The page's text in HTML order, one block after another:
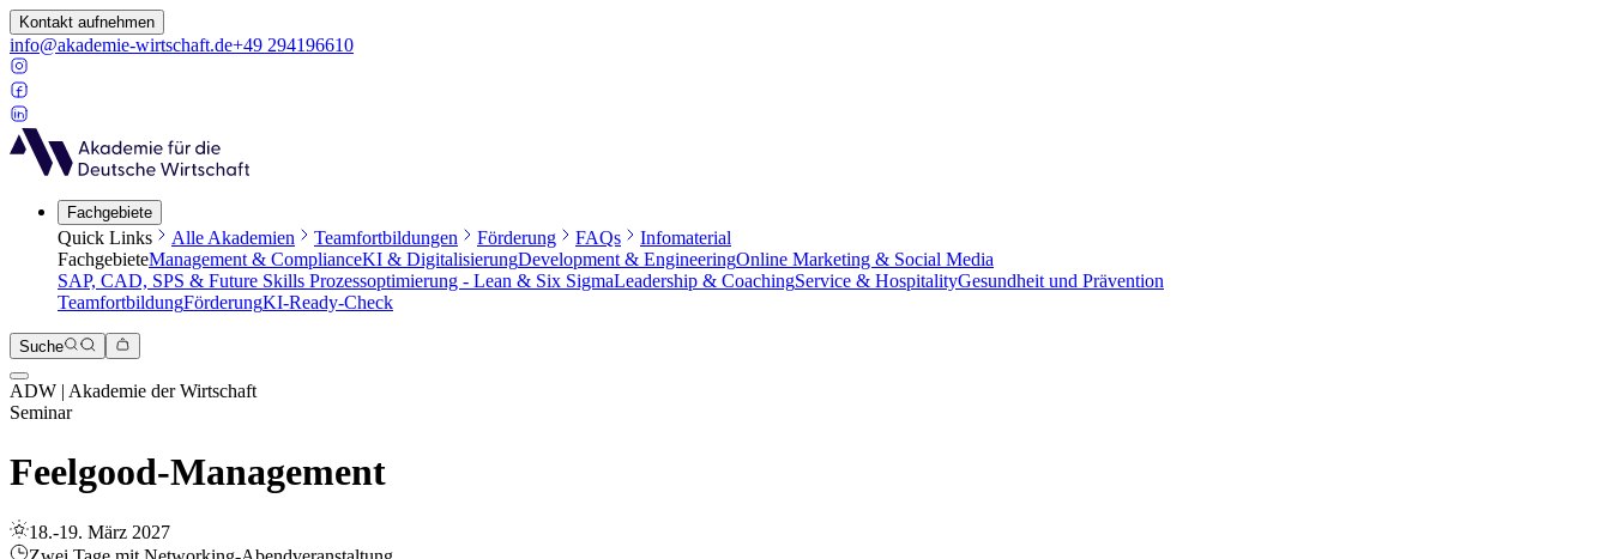
Kontakt aufnehmen
info@akademie-wirtschaft.de+49 294196610
Fachgebiete
Quick Links Alle Akademien Teamfortbildungen Förderung FAQs
Infomaterial
FachgebieteManagement & ComplianceKI & DigitalisierungDevelopment & EngineeringOnline Marketing & Social Media
SAP, CAD, SPS & Future Skills Prozessoptimierung - Lean & Six SigmaLeadership & CoachingService & HospitalityGesundheit und Prävention
TeamfortbildungFörderungKI-Ready-Check
Suche
ADW | Akademie der Wirtschaft
Seminar
Feelgood-Management
18.-19. März 2027